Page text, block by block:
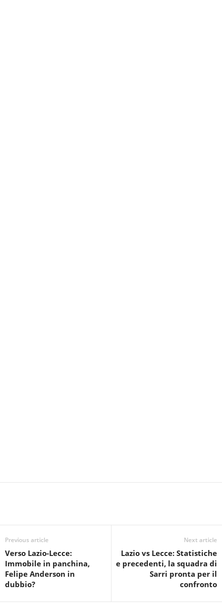
Previous article
Verso Lazio-Lecce:
Immobile in panchina,
Felipe Anderson in
dubbio?
Next article
Lazio vs Lecce: Statistiche
e precedenti, la squadra di
Sarri pronta per il
confronto